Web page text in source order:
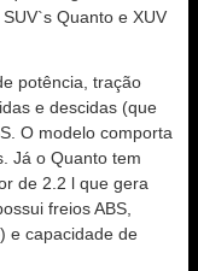
Quanto e XUV
potência, tração
e descidas (que
O modelo comporta
Já o Quanto tem
de 2.2 l que gera
freios ABS,
e capacidade de